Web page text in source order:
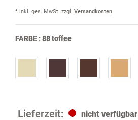
* inkl. ges. MwSt. zzgl. Versandkosten
FARBE :88 toffee
nicht verfügbar